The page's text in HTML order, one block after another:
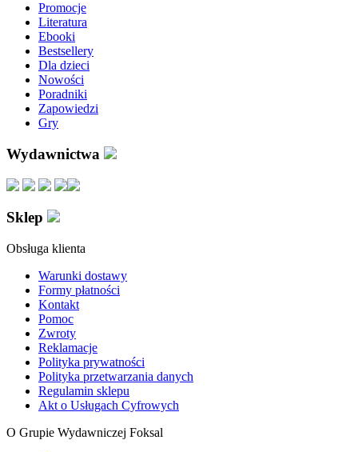
Promocje
Literatura
Ebooki
Bestsellery
Dla dzieci
Nowości
Poradniki
Zapowiedzi
Gry
Wydawnictwa
Sklep
Obsługa klienta
Warunki dostawy
Formy płatności
Kontakt
Pomoc
Zwroty
Reklamacje
Polityka prywatności
Polityka przetwarzania danych
Regulamin sklepu
Akt o Usługach Cyfrowych
O Grupie Wydawniczej Foksal